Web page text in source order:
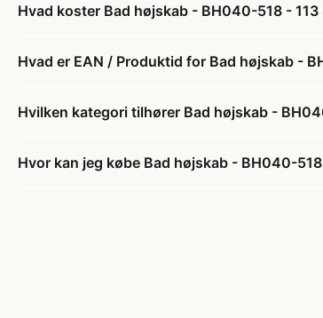
Hvad koster Bad højskab - BH040-518 -
Hvad er EAN / Produktid for Bad højskab -
Hvilken kategori tilhører Bad højskab -
Hvor kan jeg købe Bad højskab - BH040-